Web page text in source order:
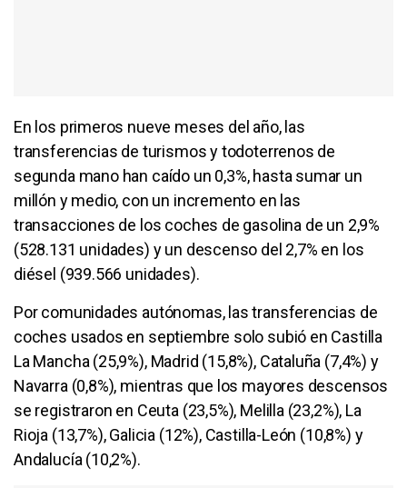
En los primeros nueve meses del año, las
transferencias de turismos y todoterrenos de
segunda mano han caído un 0,3%, hasta sumar un
millón y medio, con un incremento en las
transacciones de los coches de gasolina de un 2,9%
(528.131 unidades) y un descenso del 2,7% en los
diésel (939.566 unidades).
Por comunidades autónomas, las transferencias de
coches usados en septiembre solo subió en Castilla
La Mancha (25,9%), Madrid (15,8%), Cataluña (7,4%) y
Navarra (0,8%), mientras que los mayores descensos
se registraron en Ceuta (23,5%), Melilla (23,2%), La
Rioja (13,7%), Galicia (12%), Castilla-León (10,8%) y
Andalucía (10,2%).